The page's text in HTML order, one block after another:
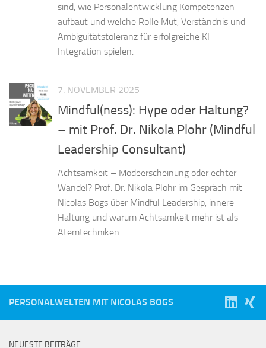
sind, wie Personalentwicklung Kompetenzen
aufbaut und welche Rolle Mut, Verständnis und
Ambiguitätstoleranz für erfolgreiche KI-
Integration spielen.
7. NOVEMBER 2025
Mindful(ness): Hype oder Haltung?
– mit Prof. Dr. Nikola Plohr (Mindful
Leadership Consultant)
Achtsamkeit – Modeerscheinung oder echter
Wandel? Prof. Dr. Nikola Plohr im Gespräch mit
Nicolas Bogs über Mindful Leadership, innere
Haltung und warum Achtsamkeit mehr ist als
Atemtechniken.
PERSONALWELTEN MIT NICOLAS BOGS
NEUESTE BEITRÄGE